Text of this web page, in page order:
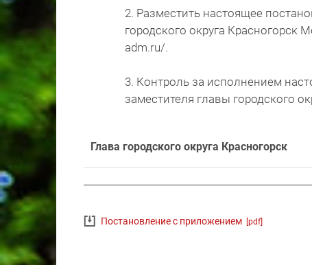
2. Разместить настоящее
городского округа Красногорск
adm.ru/.
3. Контроль за исполнением
заместителя главы городского
Глава городского округа Красногорск
Постановление с приложением [pdf]